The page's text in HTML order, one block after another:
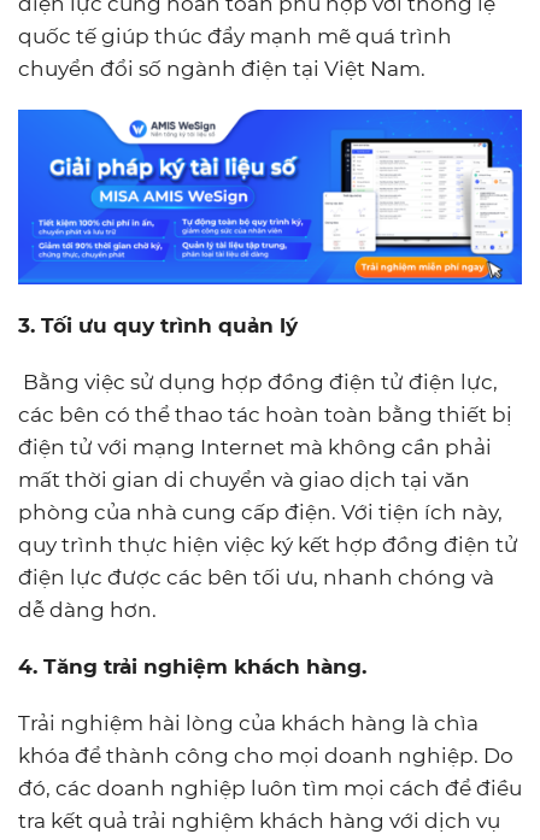
quốc tế giúp thúc đẩy mạnh mẽ quá trình
chuyển đổi số ngành điện tại Việt Nam.
3. Tối ưu quy trình quản lý
Bằng việc sử dụng hợp đồng điện tử điện lực,
các bên có thể thao tác hoàn toàn bằng thiết bị
điện tử với mạng Internet mà không cần phải
mất thời gian di chuyển và giao dịch tại văn
phòng của nhà cung cấp điện. Với tiện ích này,
quy trình thực hiện việc ký kết hợp đồng điện tử
điện lực được các bên tối ưu, nhanh chóng và
dễ dàng hơn.
4. Tăng trải nghiệm khách hàng.
Trải nghiệm hài lòng của khách hàng là chìa
khóa để thành công cho mọi doanh nghiệp. Do
đó, các doanh nghiệp luôn tìm mọi cách để điều
tra kết quả trải nghiệm khách hàng với dịch vụ